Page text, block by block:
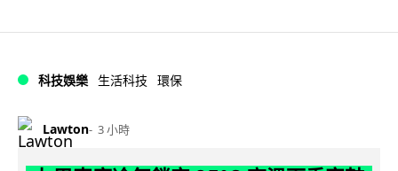
科技娛樂 生活科技 環保
Lawton 3 小時